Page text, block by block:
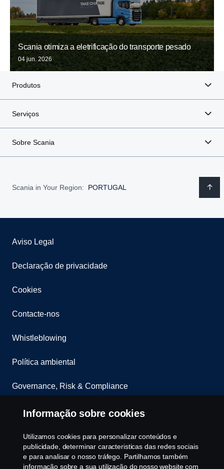
Scania otimiza a eletrificação do transporte pesado
04 jun. 2026
Produtos
Serviços
Sobre Scania
Scania in Your Region: PORTUGAL
Aviso Legal
Declaração de privacidade
Cookies
Contacte-nos
Whistleblowing
Política ambiental
Governance, Risk & Compliance
Cookie Configurações
Informação sobre cookies
Utilizamos cookies para personalizar conteúdos e
publicidade, determinar caracteristicas das redes sociais
e para analisar o nosso tráfego. Partilhamos também
informação sobre a sua utilização do nosso website com